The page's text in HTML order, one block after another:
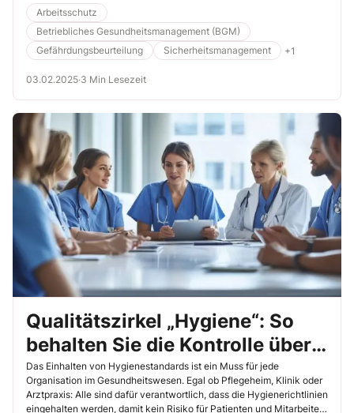
ausgetauscht oder entsprechend nachgerüstet werden.
Arbeitsschutz
Betriebliches Gesundheitsmanagement (BGM)
Gefährdungsbeurteilung
Sicherheitsmanagement +1
03.02.2025·3 Min Lesezeit
Qualitätszirkel „Hygiene“: So
behalten Sie die Kontrolle über
Ihre Hygienestandards
Das Einhalten von Hygienestandards ist ein Muss für jede
Organisation im Gesundheitswesen. Egal ob Pflegeheim, Klinik oder
Arztpraxis: Alle sind dafür verantwortlich, dass die Hygienerichtlinien
eingehalten werden, damit kein Risiko für Patienten und Mitarbeiter